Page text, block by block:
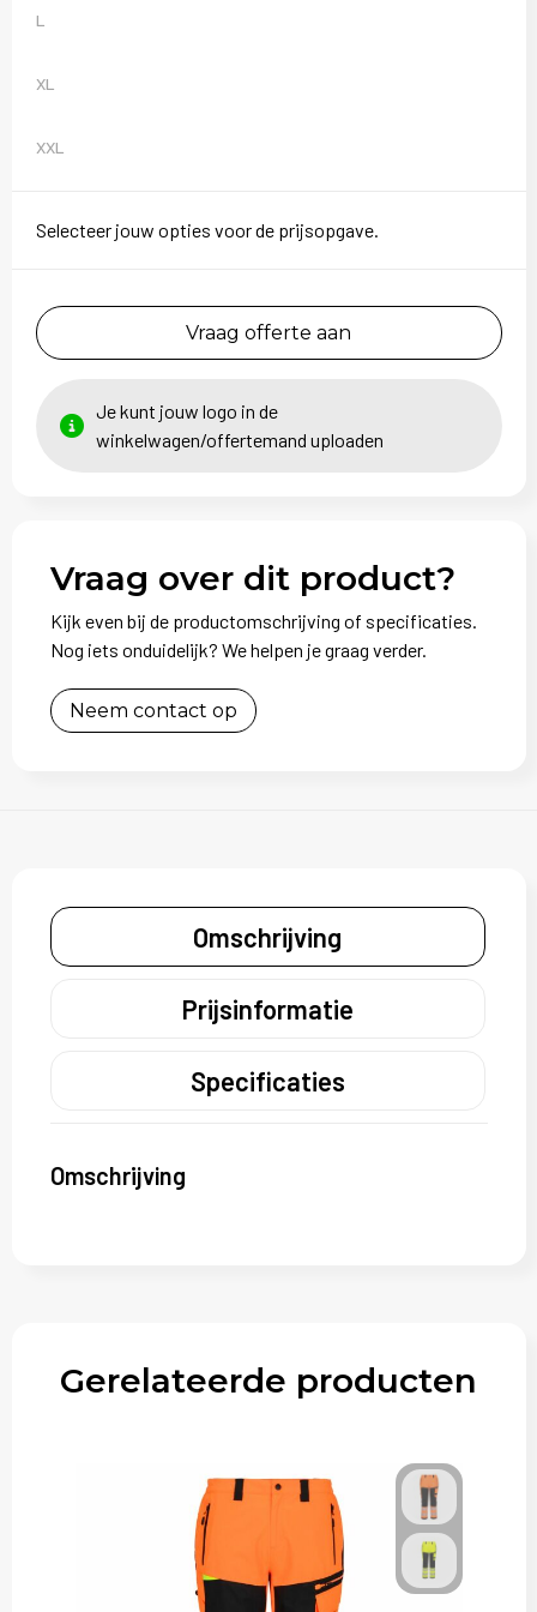
L
XL
XXL
Selecteer jouw opties voor de prijsopgave.
Vraag offerte aan
Je kunt jouw logo in de
winkelwagen/offertemand uploaden
Vraag over dit product?
Kijk even bij de productomschrijving of specificaties.
Nog iets onduidelijk? We helpen je graag verder.
Neem contact op
Omschrijving
Prijsinformatie
Specificaties
Omschrijving
Gerelateerde producten